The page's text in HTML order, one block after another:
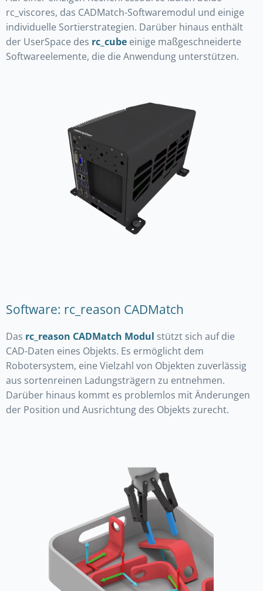
rc_viscores, das CADMatch-Softwaremodul und einige
individuelle Sortierstrategien. Darüber hinaus enthält
der UserSpace des rc_cube einige maßgeschneiderte
Softwareelemente, die die Anwendung unterstützen.
Software: rc_reason CADMatch
Das rc_reason CADMatch Modul stützt sich auf die
CAD-Daten eines Objekts. Es ermöglicht dem
Robotersystem, eine Vielzahl von Objekten zuverlässig
aus sortenreinen Ladungsträgern zu entnehmen.
Darüber hinaus kommt es problemlos mit Änderungen
der Position und Ausrichtung des Objekts zurecht.